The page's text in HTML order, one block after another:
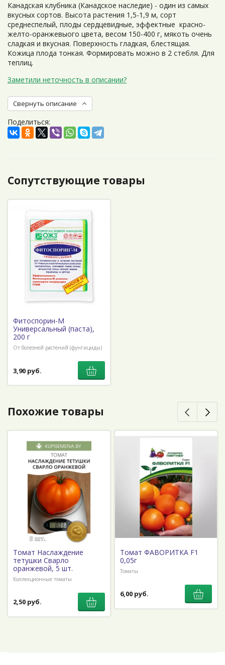
Канадская клубника (Канадское наследие) - один из самых
вкусных сортов. Высота растения 1,5-1,9 м, сорт
среднеспелый, плоды сердцевидные, эффектные красно-
желто-оранжевыого цвета, весом 150-400 г, мякоть очень
сладкая и вкусная. Поверхность гладкая, блестящая.
Кожица плода тонкая. Формировать можно в 2 стебля. Для
теплиц.
Заметили неточность в описании?
Свернуть описание
Поделиться:
Сопутствующие товары
Фитоспорин-М
Универсальный (паста),
200 г
От болезней растений (фунгициды)
3,90 руб.
Похожие товары
Томат Наслаждение
тетушки Сварло
оранжевой, 5 шт.
Коллекционные томаты
2,50 руб.
Томат ФАВОРИТКА F1
0,05г
Томаты
6,00 руб.